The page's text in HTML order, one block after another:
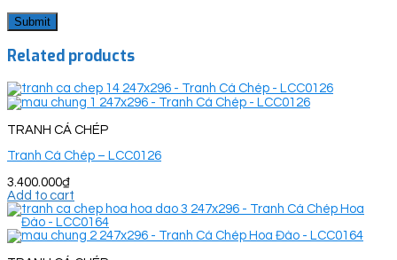
Related products
TRANH CÁ CHÉP
Tranh Cá Chép – LCC0126
3.400.000₫
Add to cart